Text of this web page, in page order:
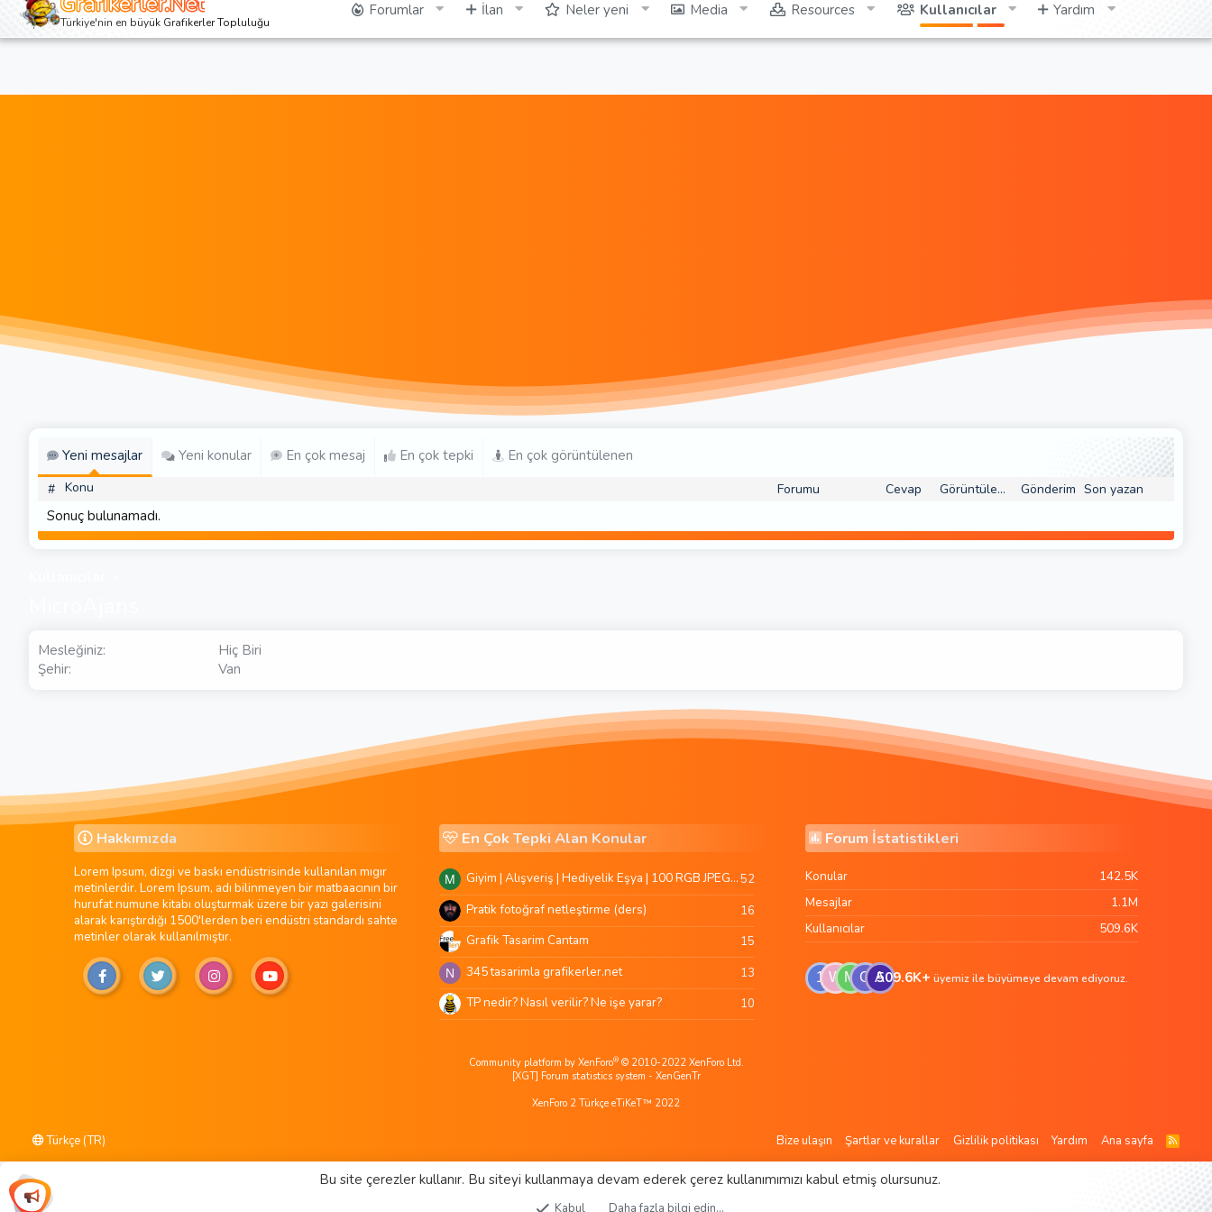
Giriş yap Kayıt ol
Türkiye'nin en büyük Grafikerler Topluluğu
Forumlar İlan Neler yeni Media Resources Kullanıcılar Yardım
Yeni mesajlar Yeni konular En çok mesaj En çok tepki En çok görüntülenen
# Konu Forumu Cevap Görüntüleme Gönderim Son yazan
Sonuç bulunamadı.
Mesleğiniz
Hiç Biri
Şehir
Van
Hakkımızda
Lorem Ipsum, dizgi ve baskı endüstrisinde kullanılan mıgır
metinlerdir. Lorem Ipsum, adı bilinmeyen bir matbaacının bir
hurufat numune kitabı oluşturmak üzere bir yazı galerisini
alarak karıştırdığı 1500'lerden beri endüstri standardı sahte
metinler olarak kullanılmıştır.
En Çok Tepki Alan Konular
M Giyim | Alışveriş | Hediyelik Eşya | 100 RGB JPEG Images | 5920x4420 Pixels | 501 MB52
Pratik fotoğraf netleştirme (ders) 16
Grafik Tasarim Cantam 15
N 345 tasarimla grafikerler.net 13
TP nedir? Nasıl verilir? Ne işe yarar? 10
Forum İstatistikleri
Konular
142.5K
Mesajlar
1.1M
Kullanıcılar
509.6K
1 W M G A
509.6K+ üyemiz ile büyümeye devam ediyoruz.
Community platform by XenForo® © 2010-2022 XenForo Ltd.
[XGT] Forum statistics system - XenGenTr
XenForo 2 Türkçe eTiKeT™ 2022
Türkçe (TR) Bize ulaşın Şartlar ve kurallar Gizlilik politikası Yardım Ana sayfa
R
S
S
Bu site çerezler kullanır. Bu siteyi kullanmaya devam ederek çerez kullanımımızı kabul etmiş olursunuz.
Kabul Daha fazla bilgi edin…